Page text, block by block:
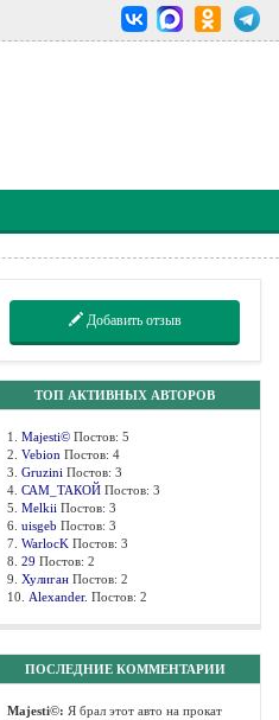
Добавить отзыв
ТОП АКТИВНЫХ АВТОРОВ
1. Majesti© Постов: 5
2. Vebion Постов: 4
3. Gruzini Постов: 3
4. САМ_ТАКОЙ Постов: 3
5. Melkii Постов: 3
6. uisgeb Постов: 3
7. WarlocK Постов: 3
8. 29 Постов: 2
9. Хулиган Постов: 2
10. Alexander. Постов: 2
ПОСЛЕДНИЕ КОММЕНТАРИИ
Majesti©: Я брал этот авто на прокат